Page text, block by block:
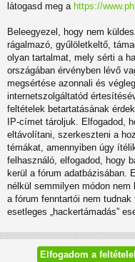
látogasd meg a https://
Beleegyezel, hogy nem
rágalmazó, gyűlöletkeltő,
olyan tartalmat, mely sérti a
országában érvényben lévő
megsértése azonnali és
internetszolgáltatód
feltételek betartatásának
IP-címet tároljuk. Elfogadod,
eltávolítani, szerkeszteni a
témákat, amennyiben úgy
felhasználó, elfogadod, hogy
kerül a fórum adatbázisában.
nélkül semmilyen módon
a fórum fenntartói nem
esetleges „hackertámadás”